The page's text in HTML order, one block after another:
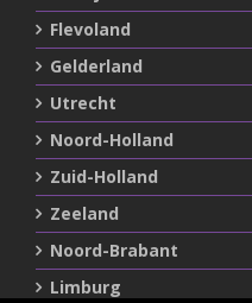
Flevoland
Gelderland
Utrecht
Noord-Holland
Zuid-Holland
Zeeland
Noord-Brabant
Limburg